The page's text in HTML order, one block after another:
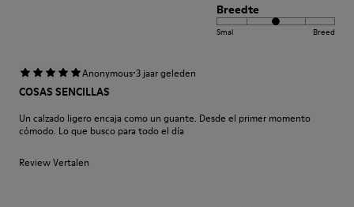
Breedte
Smal Breed
Anonymous·3 jaar geleden
COSAS SENCILLAS
Un calzado ligero encaja como un guante. Desde el primer momento
cómodo. Lo que busco para todo el día
Review Vertalen